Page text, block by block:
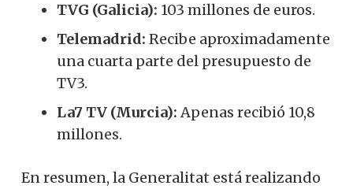
TVG (Galicia): 103 millones de euros.
Telemadrid: Recibe aproximadamente
una cuarta parte del presupuesto de
TV3.
La7 TV (Murcia): Apenas recibió 10,8
millones.
En resumen, la Generalitat está realizando